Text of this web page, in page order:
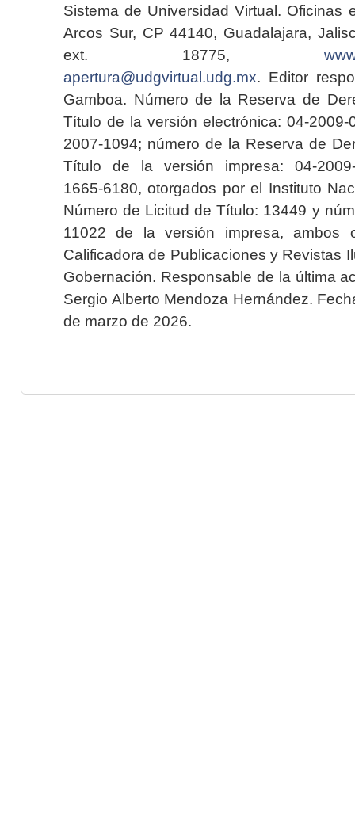
Sistema de Universidad Virtual. Oficinas
Arcos Sur, CP 44140, Guadalajara,
ext. 18775,
apertura@udgvirtual.udg.mx. Editor
Gamboa. Número de la Reserva de
Título de la versión electrónica: 04-2009-
2007-1094; número de la Reserva de
Título de la versión impresa: 04-2009-
1665-6180, otorgados por el Instituto
Número de Licitud de Título: 13449 y
11022 de la versión impresa, ambos
Calificadora de Publicaciones y Revistas
Gobernación. Responsable de la última
Sergio Alberto Mendoza Hernández.
de marzo de 2026.